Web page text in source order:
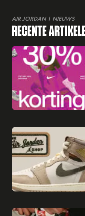
AIR JORDAN 1 NIEUWS
RECENTE